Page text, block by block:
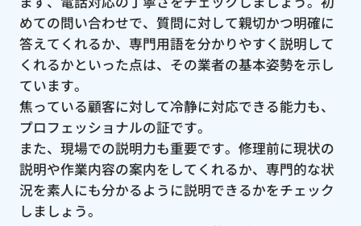
めての問い合わせで、質問に対して親切かつ明確に
答えてくれるか、専門用語を分かりやすく説明して
くれるかといった点は、その業者の基本姿勢を示し
ています。
焦っている顧客に対して冷静に対応できる能力も、
プロフェッショナルの証です。
また、現場での説明力も重要です。修理前に現状の
説明や作業内容の案内をしてくれるか、専門的な状
況を素人にも分かるように説明できるかをチェック
しましょう。